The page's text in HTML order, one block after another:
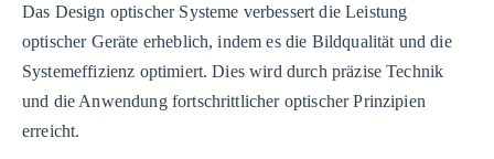
Das Design optischer Systeme verbessert die Leistung
optischer Geräte erheblich, indem es die Bildqualität und die
Systemeffizienz optimiert. Dies wird durch präzise Technik
und die Anwendung fortschrittlicher optischer Prinzipien
erreicht.